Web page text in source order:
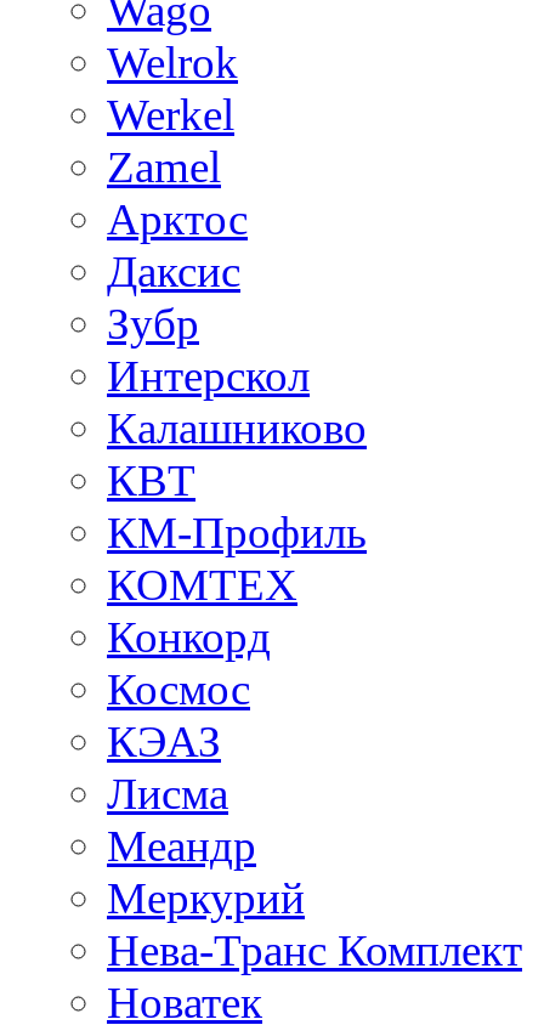
Wago
Welrok
Werkel
Zamel
Арктос
Даксис
Зубр
Интерскол
Калашниково
КВТ
КМ-Профиль
КОМТЕХ
Конкорд
Космос
КЭАЗ
Лисма
Меандр
Меркурий
Нева-Транс Комплект
Новатек